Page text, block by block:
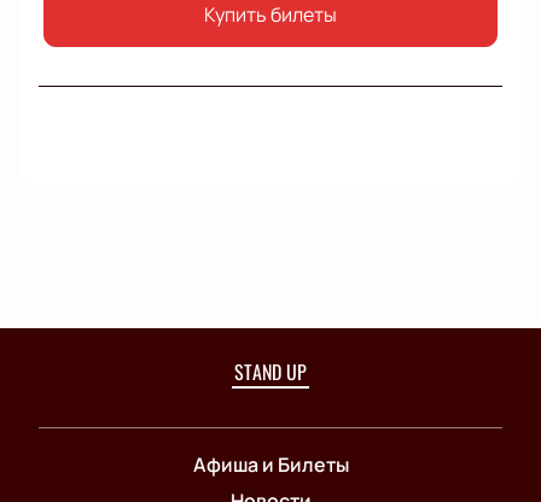
Купить билеты
STAND UP
Афиша и Билеты